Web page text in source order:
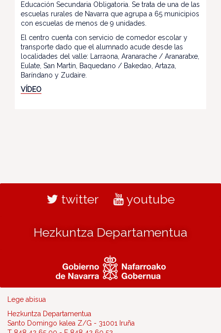
Educación Secundaria Obligatoria. Se trata de una de las
escuelas rurales de Navarra que agrupa a 65 municipios
con escuelas de menos de 9 unidades.
El centro cuenta con servicio de comedor escolar y
transporte dado que el alumnado acude desde las
localidades del valle: Larraona, Aranarache / Aranaratxe,
Eulate, San Martín, Baquedano / Bakedao, Artaza,
Baríndano y Zudaire.
VÍDEO
twitter youtube
Hezkuntza Departamentua
Lege abisua
Hezkuntza Departamentua
Santo Domingo kalea Z/G - 31001 Iruña